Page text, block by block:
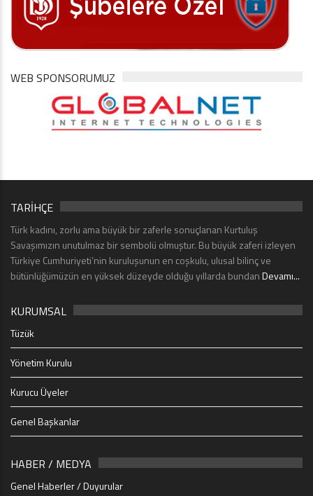
WEB SPONSORUMUZ
TARİHÇE
Türk kadını, zorlu ama büyük bir zaferle sonuçlanan Kurtuluş
Savaşımızın unutulmaz bir sembolü olmuştur. Bu büyük zaferi izleyen
Türkiye Cumhuriyeti’nin kuruluşunun en coşkulu, ulusal bilinç ve
bütünlüğümüzün en yüksek düzeyde olduğu yıllarda bundanDevamı...
KURUMSAL
Tüzük
Yönetim Kurulu
Kurucu Üyeler
Genel Başkanlar
HABER / MEDYA
Genel Haberler / Duyurular